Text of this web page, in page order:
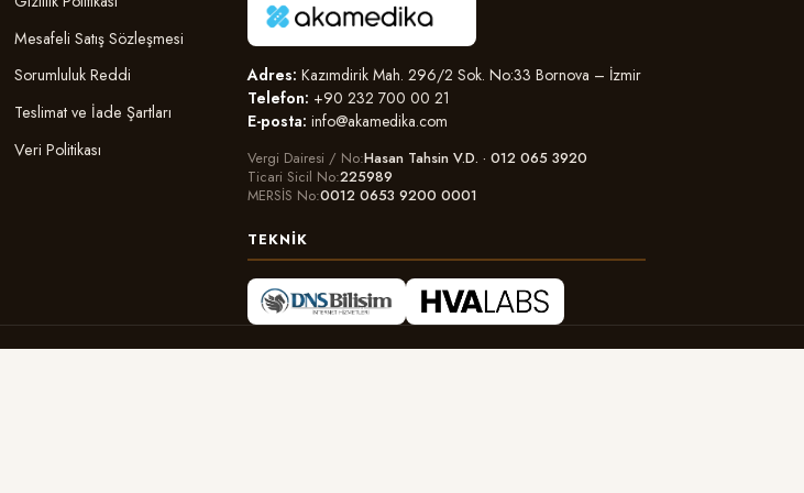
Mesafeli Satış Sözleşmesi
Sorumluluk Reddi
Teslimat ve İade Şartları
Veri Politikası
Adres: Kazımdirik Mah. 296/2 Sok. No:33 Bornova – İzmir
Telefon: +90 232 700 00 21
E-posta: info@akamedika.com
Vergi Dairesi / No Hasan Tahsin V.D. · 012 065 3920
Ticari Sicil No 225989
MERSİS No 0012 0653 9200 0001
TEKNIK